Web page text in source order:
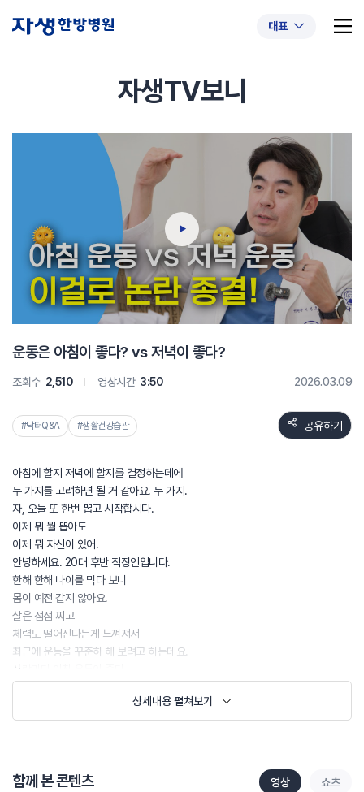
대표
#초음파약침
#교통사고후유증 #허리디스크 #목디스크
#추나요법
자생TV보니
운동은 아침이 좋다? vs 저녁이 좋다?
조회수 2,510 영상시간 3:50 2026.03.09
#닥터Q&A #생활건강습관 공유하기
아침에 할지 저녁에 할지를 결정하는데에
두 가지를 고려하면 될 거 같아요. 두 가지.
자, 오늘 또 한번 뽑고 시작합시다.
이제 뭐 뭘 뽑아도
이제 뭐 자신이 있어.
안녕하세요. 20대 후반 직장인입니다.
한해 한해 나이를 먹다 보니
몸이 예전 같지 않아요.
살은 점점 찌고
체력도 떨어진다는게 느껴져서
최근에 운동을 꾸준히 해 보려고 하는데요.
사람마다 아침 운동이 좋다.
저녁 운동이 좋다 말이 달라서 헷갈립니다.
저는 아침에 너무 피곤하고
뭐야?
상세내용 펼쳐보기
함께 본 콘텐츠 영상 쇼츠